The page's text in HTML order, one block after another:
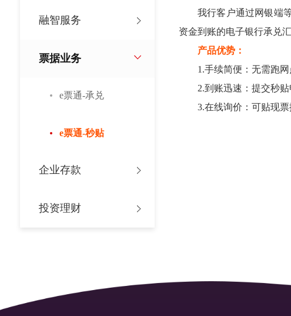
融智服务
票据业务
e票通-承兑
e票通-秒贴
企业存款
投资理财
我行客户通过网银端等
资金到账的电子银行承兑
产品优势：
1.手续简便：无需跑网
2.到账迅速：提交秒贴
3.在线询价：可贴现票